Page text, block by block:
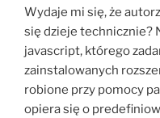
Wydaje mi się, że
się dzieje technicznie?
javascript, którego
zainstalowanych
robione przy pomocy
opiera się o